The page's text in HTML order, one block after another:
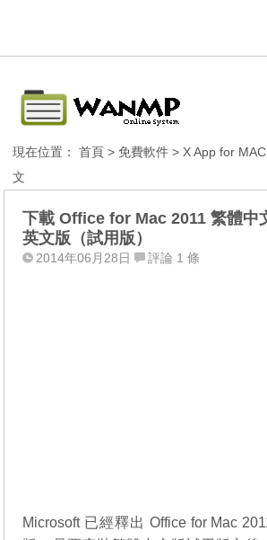
現在位置：首頁 >免費軟件 > X App for MAC
文
下載 Office for Mac 2011 繁體中
英文版（試用版）
2014年06月28日 評論 1 條
Microsoft 已經釋出 Office for Mac